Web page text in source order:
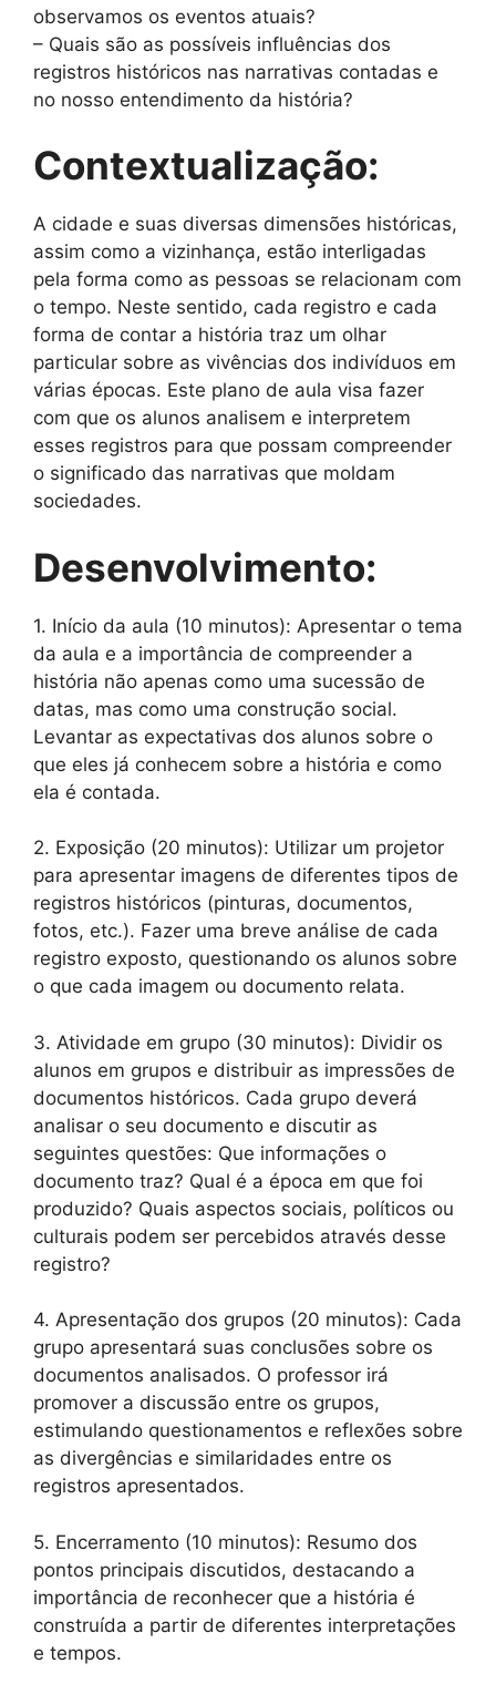
observamos os eventos atuais?
– Quais são as possíveis influências dos
registros históricos nas narrativas contadas e
no nosso entendimento da história?
Contextualização:
A cidade e suas diversas dimensões históricas,
assim como a vizinhança, estão interligadas
pela forma como as pessoas se relacionam com
o tempo. Neste sentido, cada registro e cada
forma de contar a história traz um olhar
particular sobre as vivências dos indivíduos em
várias épocas. Este plano de aula visa fazer
com que os alunos analisem e interpretem
esses registros para que possam compreender
o significado das narrativas que moldam
sociedades.
Desenvolvimento:
1. Início da aula (10 minutos): Apresentar o tema
da aula e a importância de compreender a
história não apenas como uma sucessão de
datas, mas como uma construção social.
Levantar as expectativas dos alunos sobre o
que eles já conhecem sobre a história e como
ela é contada.
2. Exposição (20 minutos): Utilizar um projetor
para apresentar imagens de diferentes tipos de
registros históricos (pinturas, documentos,
fotos, etc.). Fazer uma breve análise de cada
registro exposto, questionando os alunos sobre
o que cada imagem ou documento relata.
3. Atividade em grupo (30 minutos): Dividir os
alunos em grupos e distribuir as impressões de
documentos históricos. Cada grupo deverá
analisar o seu documento e discutir as
seguintes questões: Que informações o
documento traz? Qual é a época em que foi
produzido? Quais aspectos sociais, políticos ou
culturais podem ser percebidos através desse
registro?
4. Apresentação dos grupos (20 minutos): Cada
grupo apresentará suas conclusões sobre os
documentos analisados. O professor irá
promover a discussão entre os grupos,
estimulando questionamentos e reflexões sobre
as divergências e similaridades entre os
registros apresentados.
5. Encerramento (10 minutos): Resumo dos
pontos principais discutidos, destacando a
importância de reconhecer que a história é
construída a partir de diferentes interpretações
e tempos.